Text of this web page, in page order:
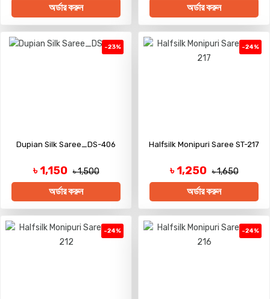
অর্ডার করুন অর্ডার করুন
-23%
Dupian Silk Saree_DS-406
৳ 1,150 ৳ 1,500
অর্ডার করুন
-24%
Halfsilk Monipuri Saree ST-217
৳ 1,250 ৳ 1,650
অর্ডার করুন
-24% -24%